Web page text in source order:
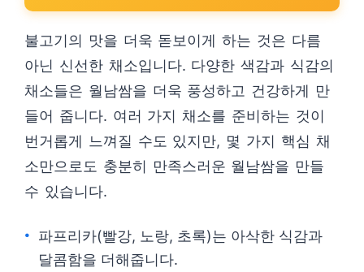
불고기의 맛을 더욱 돋보이게 하는 것은 다름
아닌 신선한 채소입니다. 다양한 색감과 식감의
채소들은 월남쌈을 더욱 풍성하고 건강하게 만
들어 줍니다. 여러 가지 채소를 준비하는 것이
번거롭게 느껴질 수도 있지만, 몇 가지 핵심 채
소만으로도 충분히 만족스러운 월남쌈을 만들
수 있습니다.
파프리카(빨강, 노랑, 초록)는 아삭한 식감과
달콤함을 더해줍니다.